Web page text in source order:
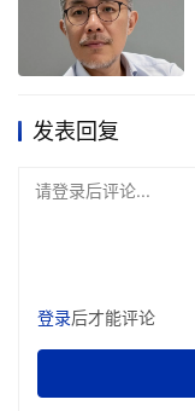
发表回复
请登录后评论...
登录后才能评论